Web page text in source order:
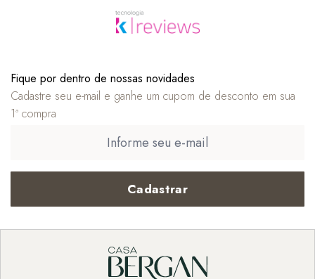
Fique por dentro de nossas novidades
Cadastre seu e-mail e ganhe um cupom de desconto em sua
1ª compra
Cadastrar